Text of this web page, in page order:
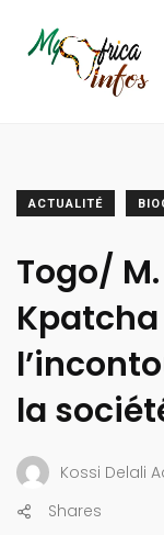
ACTUALITÉ
Togo/ M.
la
Kossi Delali
Shares